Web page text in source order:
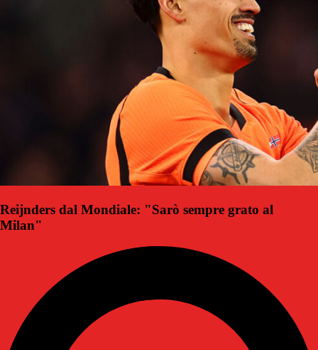
Reijnders dal Mondiale: "Sarò sempre grato al
Milan"